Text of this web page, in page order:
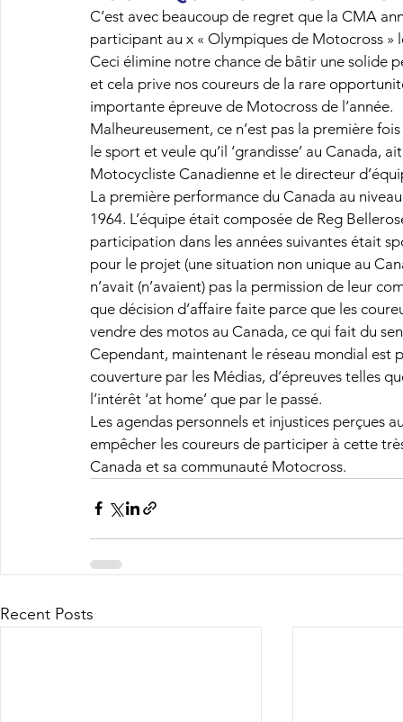
C’est avec beaucoup de regret que la CMA
participant au x « Olympiques de Motocross »
Ceci élimine notre chance de bâtir une solide
et cela prive nos coureurs de la rare
importante épreuve de Motocross de l’année.
Malheureusement, ce n’est pas la première
le sport et veule qu’il ‘grandisse’ au Canada,
Motocycliste Canadienne et le directeur
La première performance du Canada au
1964. L’équipe était composée de Reg
participation dans les années suivantes était
pour le projet (une situation non unique au
n’avait (n’avaient) pas la permission de leur
que décision d’affaire faite parce que les
vendre des motos au Canada, ce qui fait du
Cependant, maintenant le réseau mondial est
couverture par les Médias, d’épreuves telles
l’intérêt ‘at home’ que par le passé.
Les agendas personnels et injustices perçues
empêcher les coureurs de participer à cette
Canada et sa communauté Motocross.
Recent Posts